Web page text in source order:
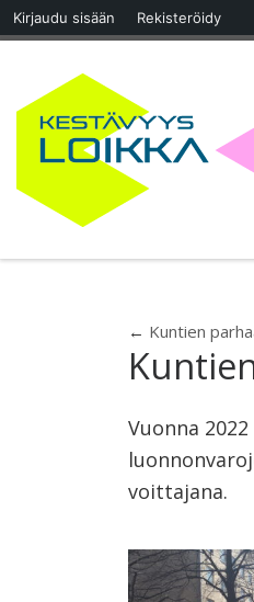
Kirjaudu sisään Rekisteröidy
Skip to content
← Kuntien
Vuonna
voittajana.